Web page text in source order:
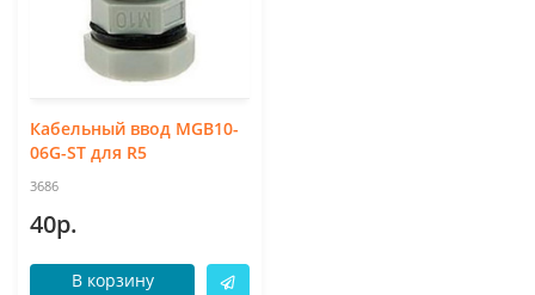
Кабельный ввод MGB10-
06G-ST для R5
3686
40р.
В корзину